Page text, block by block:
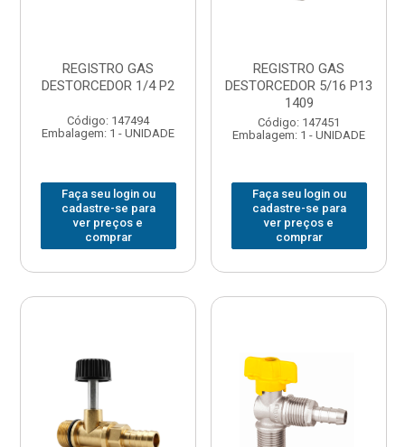
REGISTRO GAS
DESTORCEDOR 1/4 P2
Código: 147494
Embalagem: 1 - UNIDADE
Faça seu login ou
cadastre-se para
ver preços e
comprar
REGISTRO GAS
DESTORCEDOR 5/16 P13
1409
Código: 147451
Embalagem: 1 - UNIDADE
Faça seu login ou
cadastre-se para
ver preços e
comprar